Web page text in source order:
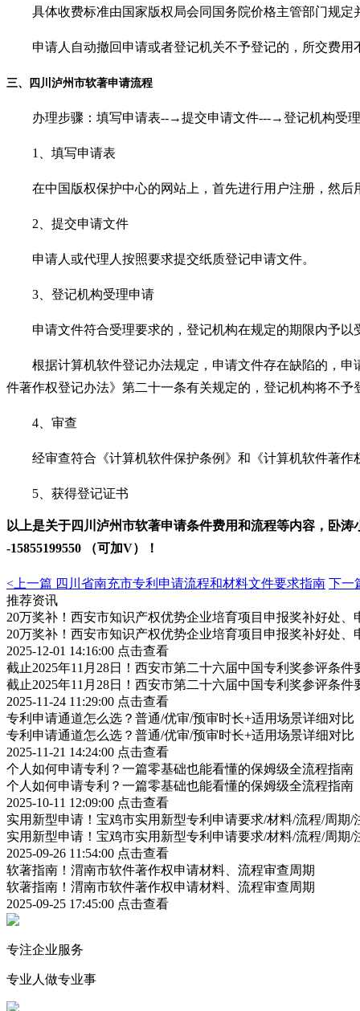
具体收费标准由国家版权局会同国务院价格主管部门规定
申请人自动撤回申请或者登记机关不予登记的，所交费用
三、四川泸州市软著申请流程
办理步骤：填写申请表--→提交申请文件---→登记机构受
1 、填写申请表
在中国版权保护中心的网站上，首先进行用户注册，然后
2 、提交申请文件
申请人或代理人按照要求提交纸质登记申请文件。
3 、登记机构受理申请
申请文件符合受理要求的，登记机构在规定的期限内予以
根据计算机软件登记办法规定，申请文件存在缺陷的，申
件著作权登记办法》第二十一条有关规定的，登记机构将不
4 、审查
经审查符合《计算机软件保护条例》和《计算机软件著作
5 、获得登记证书
以上是关于四川泸州市软著申请条件费用和流程等内容，卧涛
-15855199550 （可加V）！
<上一篇 四川省南充市专利申请流程和材料文件要求指南 下一
推荐资讯
20万奖补！西安市知识产权优势企业培育项目申报奖补好处、
20万奖补！西安市知识产权优势企业培育项目申报奖补好处、
2025-12-01 14:16:00 点击查看
截止2025年11月28日！西安市第二十六届中国专利奖参评条
截止2025年11月28日！西安市第二十六届中国专利奖参评条
2025-11-24 11:29:00 点击查看
专利申请通道怎么选？普通/优审/预审时长+适用场景详细对比
专利申请通道怎么选？普通/优审/预审时长+适用场景详细对比
2025-11-21 14:24:00 点击查看
个人如何申请专利？一篇零基础也能看懂的保姆级全流程指南
个人如何申请专利？一篇零基础也能看懂的保姆级全流程指南
2025-10-11 12:09:00 点击查看
实用新型申请！宝鸡市实用新型专利申请要求/材料/流程/周期/
实用新型申请！宝鸡市实用新型专利申请要求/材料/流程/周期/
2025-09-26 11:54:00 点击查看
软著指南！渭南市软件著作权申请材料、流程审查周期
软著指南！渭南市软件著作权申请材料、流程审查周期
2025-09-25 17:45:00 点击查看
专注企业服务
专业人做专业事